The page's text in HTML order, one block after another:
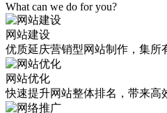
What can we do for you?
网站建设
优质延庆营销型网站制作，集所
网站优化
快速提升网站整体排名，带来高